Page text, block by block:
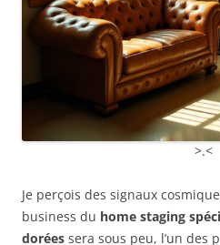
>.<
Je perçois des signaux
business du home staging
dorées sera sous peu, l’un des